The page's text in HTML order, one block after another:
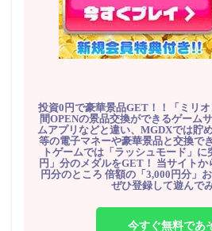
投資0円で豪華景品GET！！「ミリ
間OPENの景品交換ができるゲーム
ムアプリなどと違い、MGDXでは貯
等の電子マネーや豪華景品と交換で
トゲームでは「ラッシュモード」
円」分のメダルをGET！ 当サイトか
円分のところ 倍額の「3,000円分」
ぜひ登録して遊んで
今すぐ無料であ